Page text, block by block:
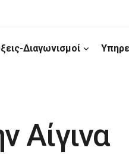
Διαγωνισμοί
Αίγινα